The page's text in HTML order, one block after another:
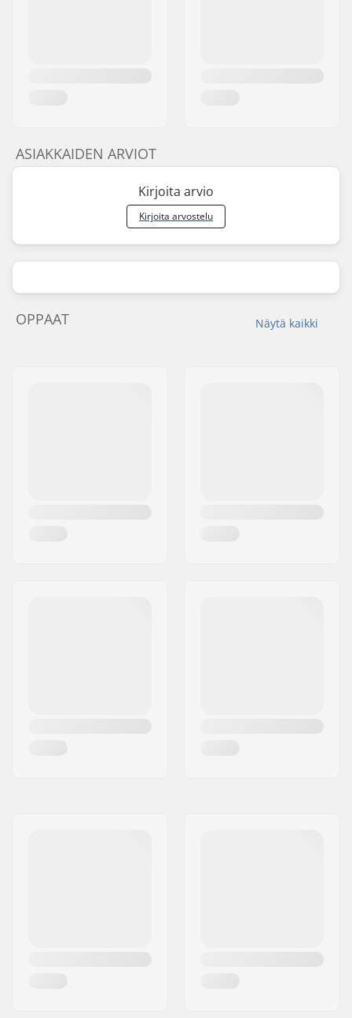
ASIAKKAIDEN ARVIOT
Kirjoita arvio
Kirjoita arvostelu
Näytä kaikki
OPPAAT